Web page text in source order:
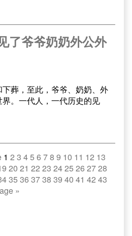
了爷爷奶奶外公外
葬，至此，爷爷、奶奶、外
。一代人，一代历史的见
1 2 3 45 6 78 9 10 11 12 13
20 21 22 23 2425 26 2728
35 36 3738 39 40 41 42 43
»